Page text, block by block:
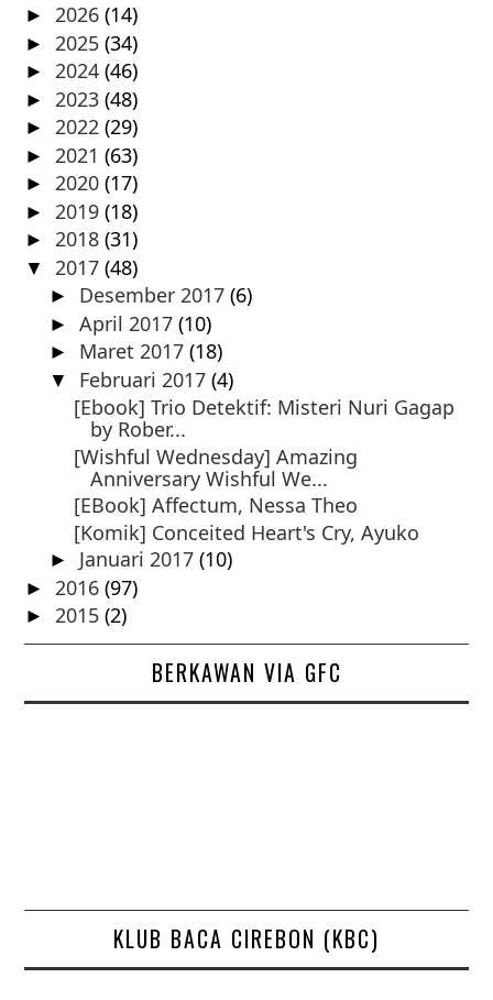
►2026(14)
► 2025(34)
►2024(46)
► 2023(48)
►2022(29)
► 2021(63)
►2020(17)
► 2019(18)
►2018(31)
▼ 2017(48)
► Desember 2017 (6)
► April 2017 (10)
► Maret 2017 (18)
▼ Februari 2017 (4)
[Ebook] Trio Detektif: Misteri Nuri Gagap
by Rober...
[Wishful Wednesday] Amazing
Anniversary Wishful We...
[EBook] Affectum, Nessa Theo
[Komik] Conceited Heart's Cry, Ayuko
► Januari 2017 (10)
► 2016(97)
►2015(2)
BERKAWAN VIA GFC
KLUB BACA CIREBON (KBC)